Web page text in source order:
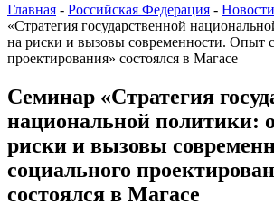
Главная - Российская Федерация - Новости
«Стратегия государственной
на риски и вызовы современности. Опыт
проектирования» состоялся в Магасе
Семинар «Стратегия
национальной политики:
риски и вызовы
социального
состоялся в Магасе